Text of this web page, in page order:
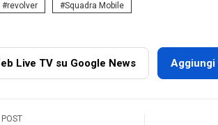
revolver Squadra Mobile
Live TV su Google News
POST